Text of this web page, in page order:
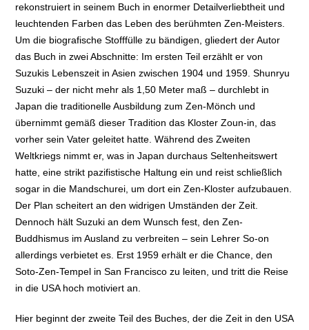
rekonstruiert in seinem Buch in enormer Detailverliebtheit und
leuchtenden Farben das Leben des berühmten Zen-Meisters.
Um die biografische Stofffülle zu bändigen, gliedert der Autor
das Buch in zwei Abschnitte: Im ersten Teil erzählt er von
Suzukis Lebenszeit in Asien zwischen 1904 und 1959. Shunryu
Suzuki – der nicht mehr als 1,50 Meter maß – durchlebt in
Japan die traditionelle Ausbildung zum Zen-Mönch und
übernimmt gemäß dieser Tradition das Kloster Zoun-in, das
vorher sein Vater geleitet hatte. Während des Zweiten
Weltkriegs nimmt er, was in Japan durchaus Seltenheitswert
hatte, eine strikt pazifistische Haltung ein und reist schließlich
sogar in die Mandschurei, um dort ein Zen-Kloster aufzubauen.
Der Plan scheitert an den widrigen Umständen der Zeit.
Dennoch hält Suzuki an dem Wunsch fest, den Zen-
Buddhismus im Ausland zu verbreiten – sein Lehrer So-on
allerdings verbietet es. Erst 1959 erhält er die Chance, den
Soto-Zen-Tempel in San Francisco zu leiten, und tritt die Reise
in die USA hoch motiviert an.
Hier beginnt der zweite Teil des Buches, der die Zeit in den USA